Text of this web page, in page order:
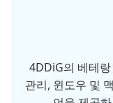
4DDiG의 베테
관리, 윈도우 및